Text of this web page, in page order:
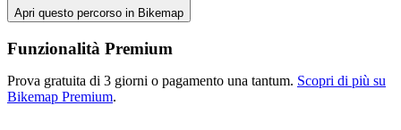
Apri questo percorso in Bikemap
Funzionalità Premium
Prova gratuita di 3 giorni o pagamento una tantum. Scopri di più su
Bikemap Premium.